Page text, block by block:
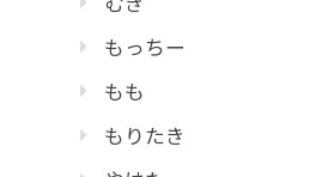
もっちー
もも
もりたき